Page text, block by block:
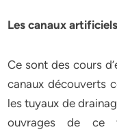
Les canaux artificiels
Ce sont des cours
canaux découverts
les tuyaux de
ouvrages de ce